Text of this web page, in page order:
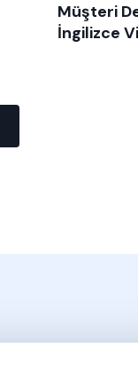
Müşteri
İngilizce